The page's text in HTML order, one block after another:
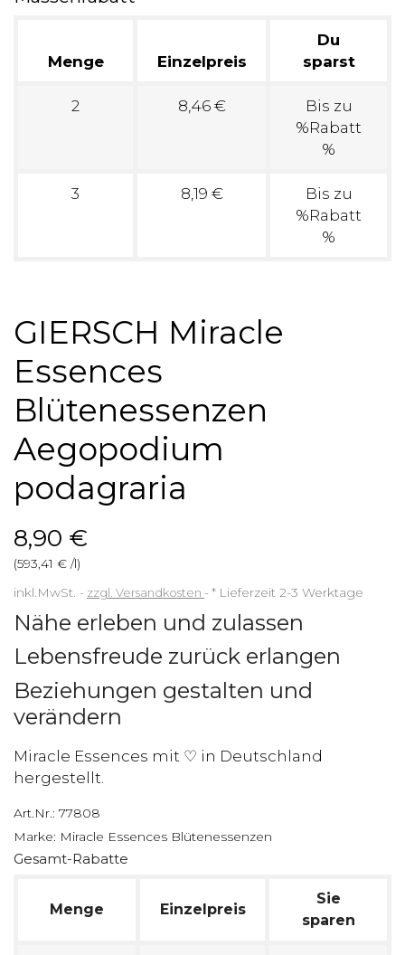
Menge Einzelpreis
Du
sparst
2 8,46 €
Bis zu
%Rabatt
%
3 8,19 €
Bis zu
%Rabatt
%
GIERSCH Miracle
Essences
Blütenessenzen
Aegopodium
podagraria
8,90 €
(593,41 € /l)
inkl.MwSt.
zzgl. Versandkosten * Lieferzeit 2-3 Werktage
Nähe erleben und zulassen
Lebensfreude zurück erlangen
Beziehungen gestalten und
verändern
Miracle Essences mit ♡ in Deutschland
hergestellt.
Art.Nr.: 77808
Marke: Miracle Essences Blütenessenzen
Gesamt-Rabatte
Menge Einzelpreis
Sie
sparen